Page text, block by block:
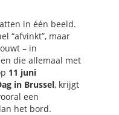
in één beeld.
“afvinkt”, maar
– in
die allemaal met
11 juni
in Brussel, krijgt
een
het bord.